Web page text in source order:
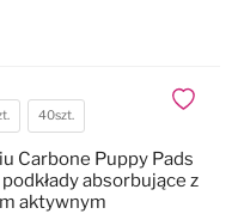
40szt.
Carbone Puppy Pads
absorbujące z
aktywnym
Dodaj